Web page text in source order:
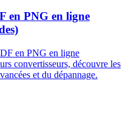
en PNG en ligne
en PNG en ligne
convertisseurs, découvre les
et du dépannage.